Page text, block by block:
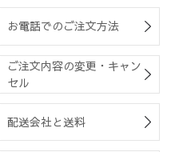
お電話でのご注文方法
ご注文内容の変更・キャン
セル
配送会社と送料